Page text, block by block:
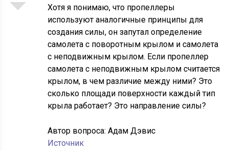
Хотя я понимаю, что пропеллеры
используют аналогичные принципы для
создания силы, он запутал определение
самолета с поворотным крылом и самолета
с неподвижным крылом. Если пропеллер
самолета с неподвижным крылом считается
крылом, в чем различие между ними? Это
сколько площади поверхности каждый тип
крыла работает? Это направление силы?
Автор вопроса:Адам Дэвис
Источник